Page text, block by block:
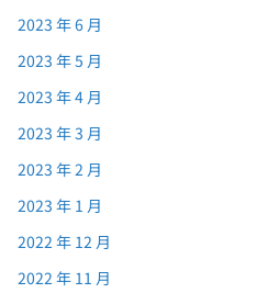
2023 年 6 月
2023 年 5 月
2023 年 4 月
2023 年 3 月
2023 年 2 月
2023 年 1 月
2022 年 12 月
2022 年 11 月